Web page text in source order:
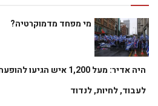
מי מפחד מדמוקרטיה?
היה אדיר: מעל 1,200 איש הגיעו להופעה של אדיר מילר בלונדון
לעבוד, לחיות, לנדוד